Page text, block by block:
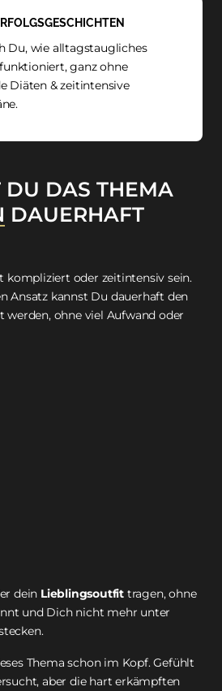
Du, wie
alltagstaugliches
funktioniert, ganz
ohne
Diäten &
zeitintensive
DAUERHAFT
kompliziert oder zeitintensiv sein.
Ansatz kannst Du dauerhaft den
werden, ohne viel Aufwand oder
dein Lieblingsoutfit tragen, ohne
und Dich nicht mehr unter
Thema schon im Kopf. Gefühlt
aber die hart erkämpften